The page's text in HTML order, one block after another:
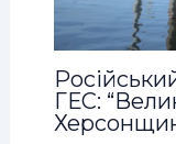
ГЕС: